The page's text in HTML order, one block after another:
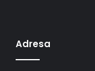
Adresa